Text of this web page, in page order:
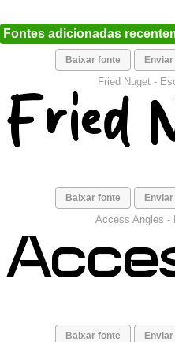
Fontes adicionadas
Baixar fonte
Fried Nuget -
Baixar fonte
Access Angles -
Baixar fonte